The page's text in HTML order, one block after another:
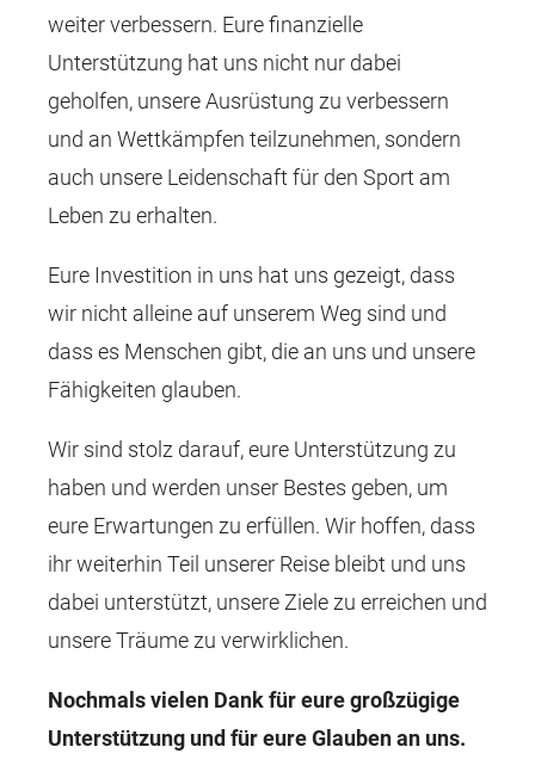
weiter verbessern. Eure finanzielle
Unterstützung hat uns nicht nur dabei
geholfen, unsere Ausrüstung zu verbessern
und an Wettkämpfen teilzunehmen, sondern
auch unsere Leidenschaft für den Sport am
Leben zu erhalten.
Eure Investition in uns hat uns gezeigt, dass
wir nicht alleine auf unserem Weg sind und
dass es Menschen gibt, die an uns und unsere
Fähigkeiten glauben.
Wir sind stolz darauf, eure Unterstützung zu
haben und werden unser Bestes geben, um
eure Erwartungen zu erfüllen. Wir hoffen, dass
ihr weiterhin Teil unserer Reise bleibt und uns
dabei unterstützt, unsere Ziele zu erreichen und
unsere Träume zu verwirklichen.
Nochmals vielen Dank für eure großzügige
Unterstützung und für eure Glauben an uns.